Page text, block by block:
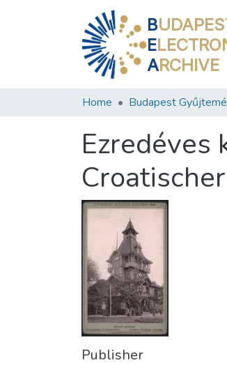
B
E
ARCHIVE
Home Budapest
Ezredéves
Publisher